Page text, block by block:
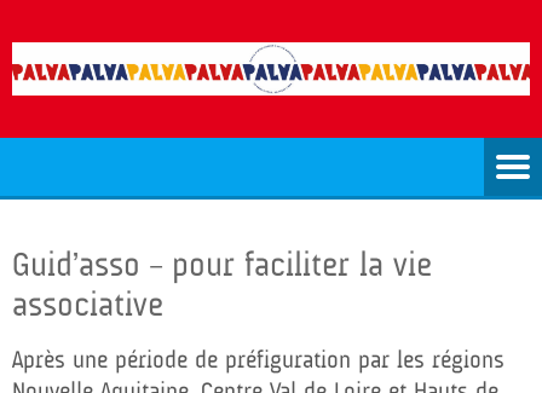
Guid’asso – pour faciliter la vie
associative
Après une période de préfiguration par les régions